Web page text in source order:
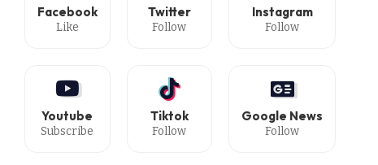
Facebook
Like
Twitter
Follow
Instagram
Follow
Youtube
Subscribe
Tiktok
Follow
Google News
Follow